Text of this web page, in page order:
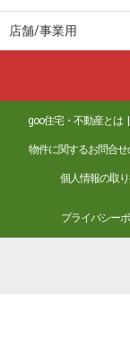
店舗/事業用
goo住宅・不動産とは
物件に関するお問合せ
個人情報の取
プライバシー